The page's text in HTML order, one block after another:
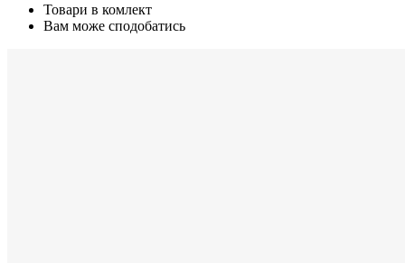
Товари в комлект
Вам може сподобатись